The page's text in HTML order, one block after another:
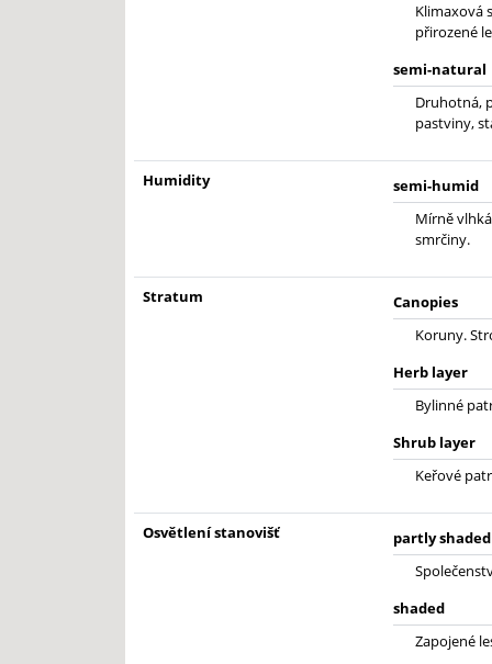
Klimaxová
přirozené
semi-natural
Druhotná,
pastviny,
Humidity
semi-humid
Mírně
smrčiny.
Stratum
Canopies
Koruny.
Herb layer
Bylinné
Shrub layer
Keřové
Osvětlení stanovišť
partly shaded
shaded
Zapojené